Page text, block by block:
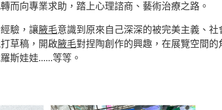
而向專業求助，踏上心理諮商、藝術治療之路。
驗，讓腋毛意識到原來自己深深的被完美主義、社
草稿，開啟腋毛對捏陶創作的興趣，在展覽空間的
斯娃娃......等等。